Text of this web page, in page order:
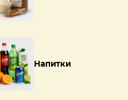
Напитки